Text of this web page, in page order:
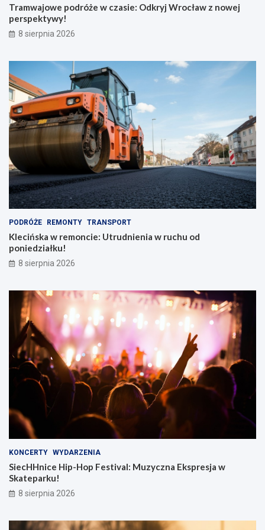
r
a
d
n
y
m
p
l
e
c
a
k
e
m
p
e
e
k
t
y
w
y
!
Tramwajowe podróże w czasie: Odkryj Wrocław z nowej
perspektywy!
8 sierpnia 2026
PODRÓŻE REMONTY TRANSPORT
Klecińska w remoncie: Utrudnienia w ruchu od
poniedziałku!
8 sierpnia 2026
KONCERTY WYDARZENIA
SiecHHnice Hip-Hop Festival: Muzyczna Ekspresja w
Skateparku!
8 sierpnia 2026